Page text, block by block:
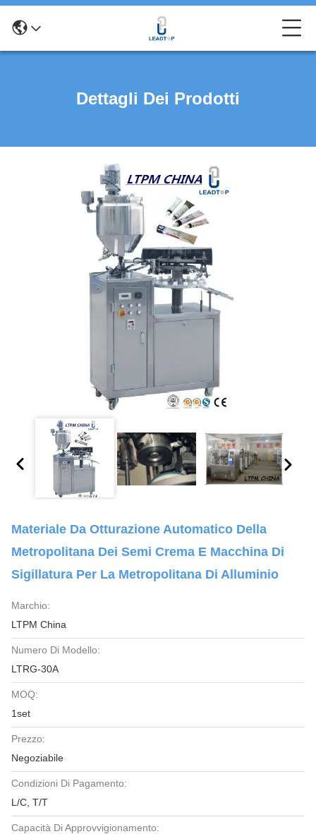
Dettagli Dei Prodotti
Materiale Da Otturazione Automatico Della
Metropolitana Dei Semi Crema E Macchina Di
Sigillatura Per La Metropolitana Di Alluminio
Marchio:
LTPM China
Numero Di Modello:
LTRG-30A
MOQ:
1set
Prezzo:
Negoziabile
Condizioni Di Pagamento:
L/C, T/T
Capacità Di Approvvigionamento: